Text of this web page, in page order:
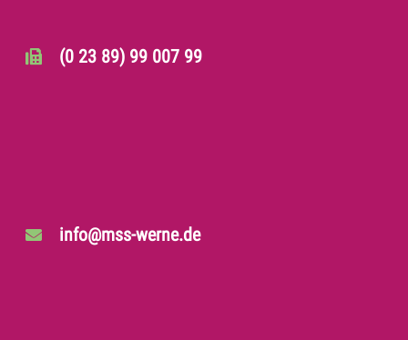
(0 23 89) 99 007 99
info@mss-werne.de